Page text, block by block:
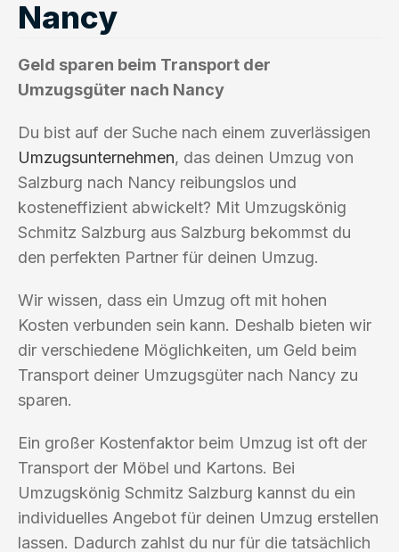
Nancy
Geld sparen beim Transport der
Umzugsgüter nach Nancy
Du bist auf der Suche nach einem zuverlässigen
Umzugsunternehmen, das deinen Umzug von
Salzburg nach Nancy reibungslos und
kosteneffizient abwickelt? Mit Umzugskönig
Schmitz Salzburg aus Salzburg bekommst du
den perfekten Partner für deinen Umzug.
Wir wissen, dass ein Umzug oft mit hohen
Kosten verbunden sein kann. Deshalb bieten wir
dir verschiedene Möglichkeiten, um Geld beim
Transport deiner Umzugsgüter nach Nancy zu
sparen.
Ein großer Kostenfaktor beim Umzug ist oft der
Transport der Möbel und Kartons. Bei
Umzugskönig Schmitz Salzburg kannst du ein
individuelles Angebot für deinen Umzug erstellen
lassen. Dadurch zahlst du nur für die tatsächlich